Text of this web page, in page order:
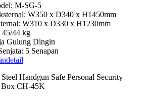
M-SG-5
W350 x D340 x H1450mm
W310 x D330 x H1230mm
44 kg
Gulung Dingin
5 Senapan
detail